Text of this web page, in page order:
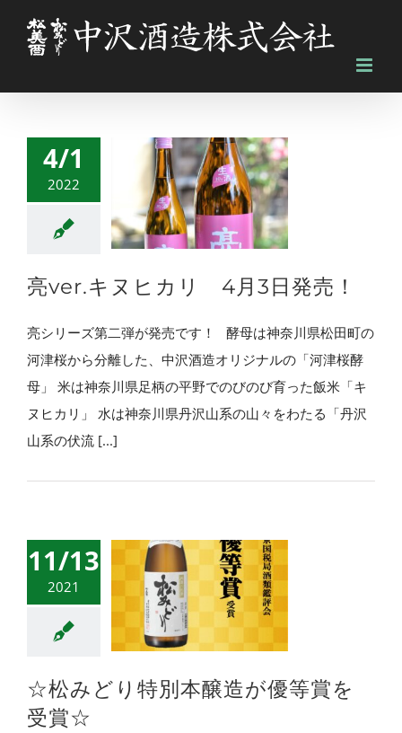
4/1
2022
亮ver.キヌヒカリ 4月3日発売！
亮シリーズ第二弾が発売です！ 酵母は神奈川県松田町の
河津桜から分離した、中沢酒造オリジナルの「河津桜酵
母」 米は神奈川県足柄の平野でのびのび育った飯米「キ
ヌヒカリ」 水は神奈川県丹沢山系の山々をわたる「丹沢
山系の伏流 [...]
11/13
2021
☆松みどり特別本醸造が優等賞を
受賞☆